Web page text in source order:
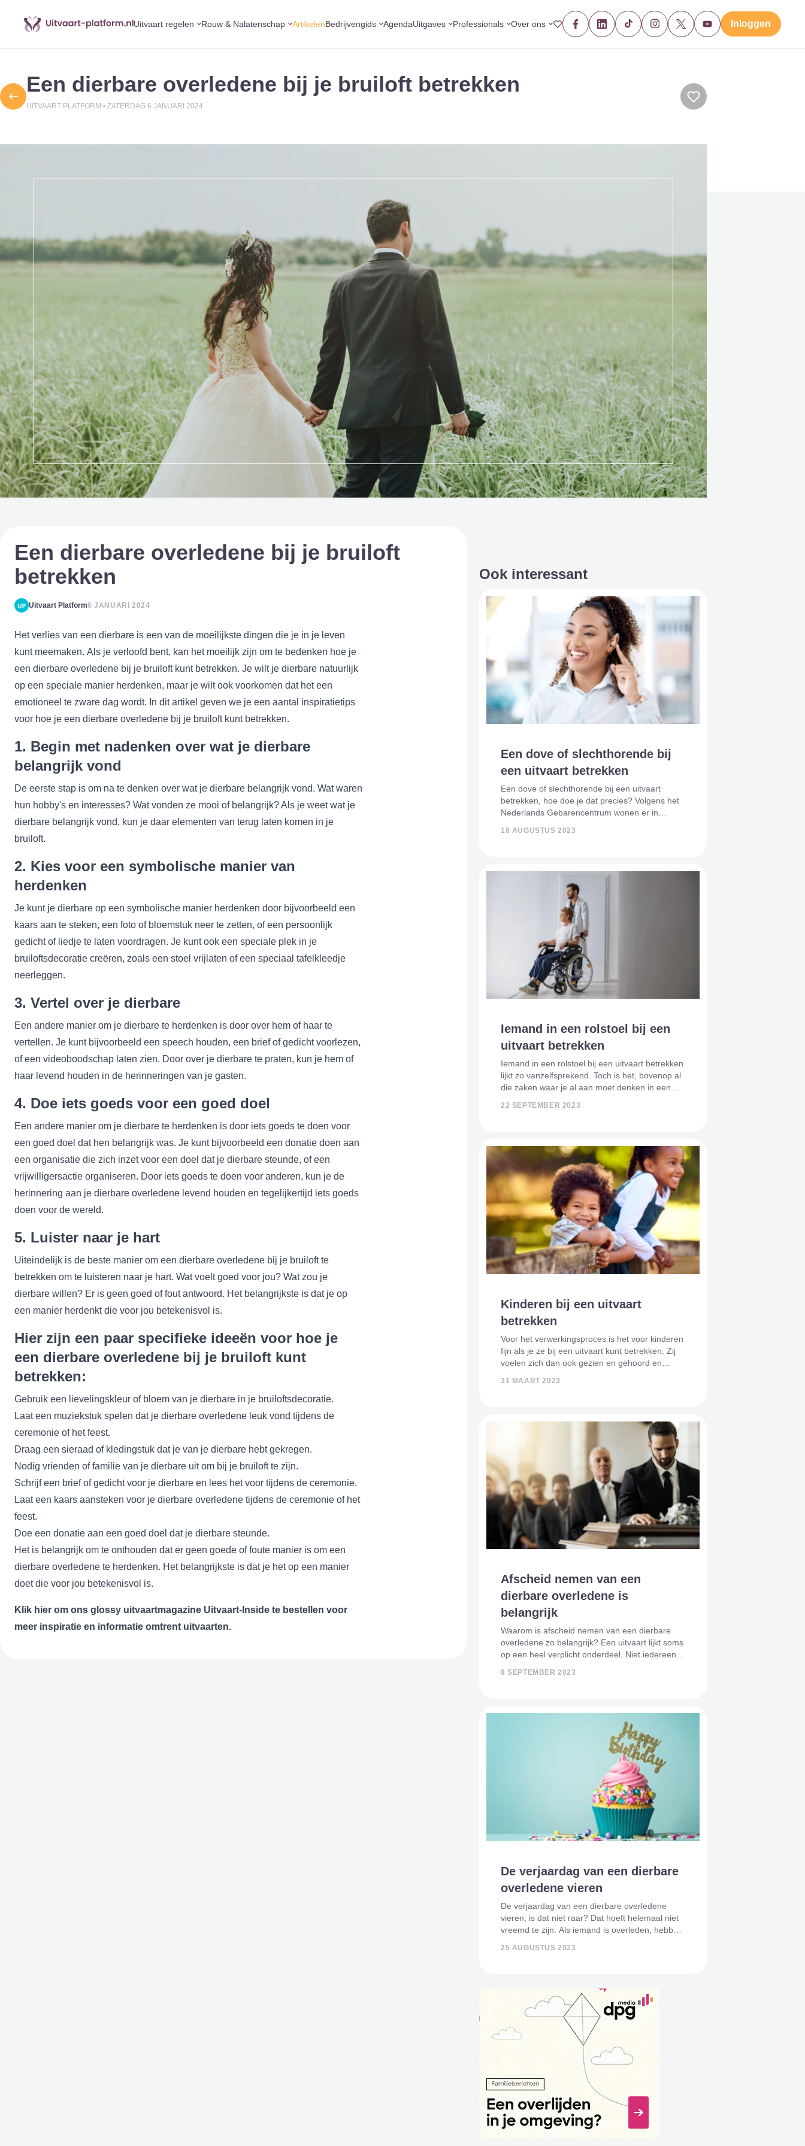
Uitvaart regelen Rouw & Nalatenschap ArtikelenBedrijvengids AgendaUitgaves Professionals Over ons Inloggen
Een dierbare overledene bij je bruiloft betrekken
UITVAART PLATFORM • ZATERDAG 6 JANUARI 2024
Een dierbare overledene bij je bruiloft
betrekken
Uitvaart Platform6 JANUARI 2024
Het verlies van een dierbare is een van de moeilijkste dingen die je in je leven
kunt meemaken. Als je verloofd bent, kan het moeilijk zijn om te bedenken hoe je
een dierbare overledene bij je bruiloft kunt betrekken. Je wilt je dierbare natuurlijk
op een speciale manier herdenken, maar je wilt ook voorkomen dat het een
emotioneel te zware dag wordt. In dit artikel geven we je een aantal inspiratietips
voor hoe je een dierbare overledene bij je bruiloft kunt betrekken.
1. Begin met nadenken over wat je dierbare
belangrijk vond
De eerste stap is om na te denken over wat je dierbare belangrijk vond. Wat waren
hun hobby's en interesses? Wat vonden ze mooi of belangrijk? Als je weet wat je
dierbare belangrijk vond, kun je daar elementen van terug laten komen in je
bruiloft.
2. Kies voor een symbolische manier van
herdenken
Je kunt je dierbare op een symbolische manier herdenken door bijvoorbeeld een
kaars aan te steken, een foto of bloemstuk neer te zetten, of een persoonlijk
gedicht of liedje te laten voordragen. Je kunt ook een speciale plek in je
bruiloftsdecoratie creëren, zoals een stoel vrijlaten of een speciaal tafelkleedje
neerleggen.
3. Vertel over je dierbare
Een andere manier om je dierbare te herdenken is door over hem of haar te
vertellen. Je kunt bijvoorbeeld een speech houden, een brief of gedicht voorlezen,
of een videoboodschap laten zien. Door over je dierbare te praten, kun je hem of
haar levend houden in de herinneringen van je gasten.
4. Doe iets goeds voor een goed doel
Een andere manier om je dierbare te herdenken is door iets goeds te doen voor
een goed doel dat hen belangrijk was. Je kunt bijvoorbeeld een donatie doen aan
een organisatie die zich inzet voor een doel dat je dierbare steunde, of een
vrijwilligersactie organiseren. Door iets goeds te doen voor anderen, kun je de
herinnering aan je dierbare overledene levend houden en tegelijkertijd iets goeds
doen voor de wereld.
5. Luister naar je hart
Uiteindelijk is de beste manier om een dierbare overledene bij je bruiloft te
betrekken om te luisteren naar je hart. Wat voelt goed voor jou? Wat zou je
dierbare willen? Er is geen goed of fout antwoord. Het belangrijkste is dat je op
een manier herdenkt die voor jou betekenisvol is.
Hier zijn een paar specifieke ideeën voor hoe je
een dierbare overledene bij je bruiloft kunt
betrekken:
Gebruik een lievelingskleur of bloem van je dierbare in je bruiloftsdecoratie.
Laat een muziekstuk spelen dat je dierbare overledene leuk vond tijdens de
ceremonie of het feest.
Draag een sieraad of kledingstuk dat je van je dierbare hebt gekregen.
Nodig vrienden of familie van je dierbare uit om bij je bruiloft te zijn.
Schrijf een brief of gedicht voor je dierbare en lees het voor tijdens de ceremonie.
Laat een kaars aansteken voor je dierbare overledene tijdens de ceremonie of het
feest.
Doe een donatie aan een goed doel dat je dierbare steunde.
Het is belangrijk om te onthouden dat er geen goede of foute manier is om een
dierbare overledene te herdenken. Het belangrijkste is dat je het op een manier
doet die voor jou betekenisvol is.
Klik hier om ons glossy uitvaartmagazine Uitvaart-Inside te bestellen voor
meer inspiratie en informatie omtrent uitvaarten.
Ook interessant
Een dove of slechthorende bij
een uitvaart betrekken
Een dove of slechthorende bij een uitvaart
betrekken, hoe doe je dat precies? Volgens het
Nederlands Gebarencentrum wonen er in
slechthorende mensen. Een uitvaart is meestal
18 AUGUSTUS 2023
Iemand in een rolstoel bij een
uitvaart betrekken
Iemand in een rolstoel bij een uitvaart betrekken
lijkt zo vanzelfsprekend. Toch is het, bovenop al
die zaken waar je al aan moet denken in een
22 SEPTEMBER 2023
Kinderen bij een uitvaart
betrekken
Voor het verwerkingsproces is het voor kinderen
fijn als je ze bij een uitvaart kunt betrekken. Zij
voelen zich dan ook gezien en gehoord en
31 MAART 2023
Afscheid nemen van een
dierbare overledene is
belangrijk
Waarom is afscheid nemen van een dierbare
overledene zo belangrijk? Een uitvaart lijkt soms
op een heel verplicht onderdeel. Niet iedereen
8 SEPTEMBER 2023
De verjaardag van een dierbare
overledene vieren
De verjaardag van een dierbare overledene
vieren, is dat niet raar? Dat hoeft helemaal niet
vreemd te zijn. Als iemand is overleden, hebben
25 AUGUSTUS 2023